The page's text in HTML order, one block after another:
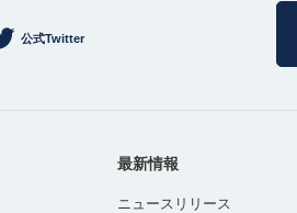
公式Twitter
最新情報
ニュースリリース